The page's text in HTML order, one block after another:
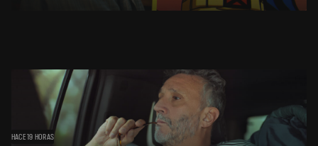
HACE 19 HORAS